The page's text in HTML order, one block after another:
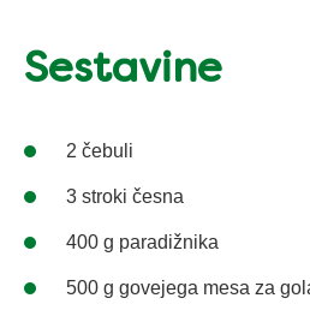
Sestavine
2 čebuli
3 stroki česna
400 g paradižnika
500 g govejega mesa za